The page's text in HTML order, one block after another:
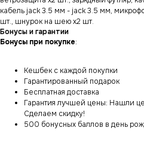
кабель jack 3.5 мм - jack 3.5 мм,
шт., шнурок на шею х2 шт.
Бонусы и гарантии
Бонусы при покупке:
Кешбек с каждой покупки
Гарантированный подарок
Бесплатная доставка
Гарантия лучшей цены: Нашли
Сделаем скидку!
500 бонусных баллов в день